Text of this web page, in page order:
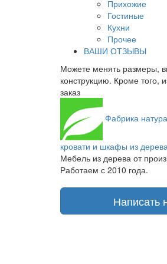
Прихожие
Гостиные
Кухни
Прочее
ВАШИ ОТЗЫВЫ
корректировки в
новую модель на
При
заключать
получаете
Фабрика
кровати и шкафы из
Мебель из дерева от
Работаем с 2010 года.
Написать